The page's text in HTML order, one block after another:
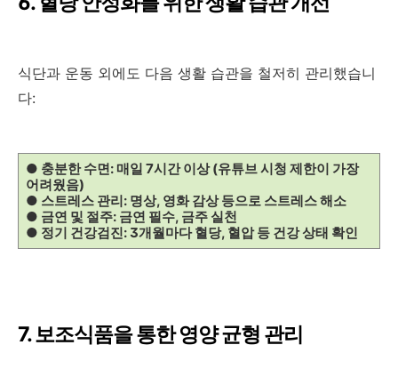
식단과 운동 외에도 다음 생활 습관을 철저히 관리했습니
다:
● 충분한 수면: 매일 7시간 이상 (유튜브 시청 제한이 가장
어려웠음)
● 스트레스 관리: 명상, 영화 감상 등으로 스트레스 해소
● 금연 및 절주: 금연 필수, 금주 실천
● 정기 건강검진: 3개월마다 혈당, 혈압 등 건강 상태 확인
7. 보조식품을 통한 영양 균형 관리